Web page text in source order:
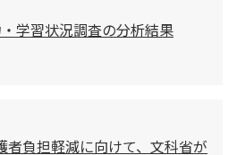
学習状況調査の分析結果
負担軽減に向けて、文科省が